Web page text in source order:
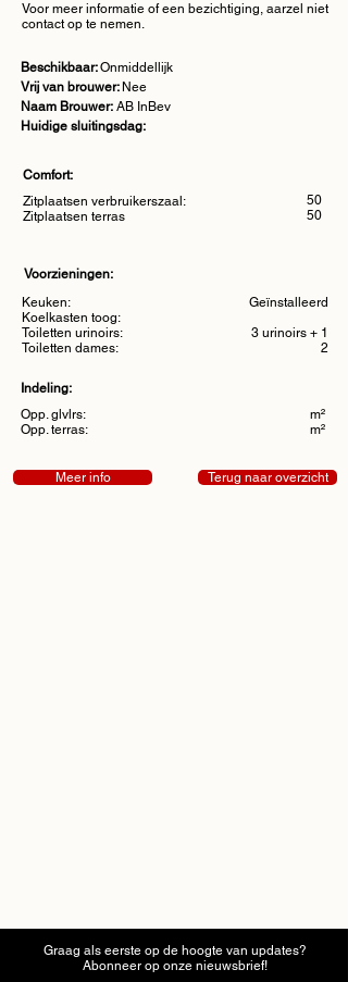
Voor meer informatie of een bezichtiging, aarzel niet
contact op te nemen.
Beschikbaar:Onmiddellijk
Vrij van brouwer: Nee
Naam Brouwer: AB InBev
Huidige sluitingsdag:
Comfort:
Zitplaatsen verbruikerszaal:
Zitplaatsen terras
50
50
Voorzieningen:
Keuken:
Koelkasten toog:
Toiletten urinoirs:
Toiletten dames:
Geïnstalleerd​
3 urinoirs + 1
2
Indeling:
Opp. glvlrs:
Opp. terras:
m²
m²
Meer info Terug naar overzicht
Graag als eerste op de hoogte van updates?
Abonneer op onze nieuwsbrief!